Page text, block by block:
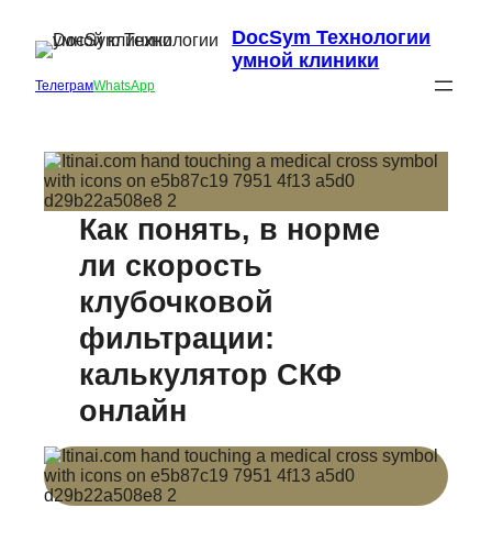
DocSym Технологии
умной клиники
ТелеграмWhatsApp
Как понять, в норме
ли скорость
клубочковой
фильтрации:
калькулятор СКФ
онлайн